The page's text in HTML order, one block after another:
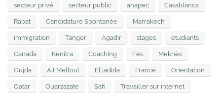
secteur privé secteur public anapec Casablanca
Rabat Candidature Spontanée Marrakech
immigration Tanger Agadir stages etudiants
Canada Kenitra Coaching Fès Meknès
Oujda Ait Melloul El jadida France Orientation
Qatar Ouarzazate Safi Travailler sur internet